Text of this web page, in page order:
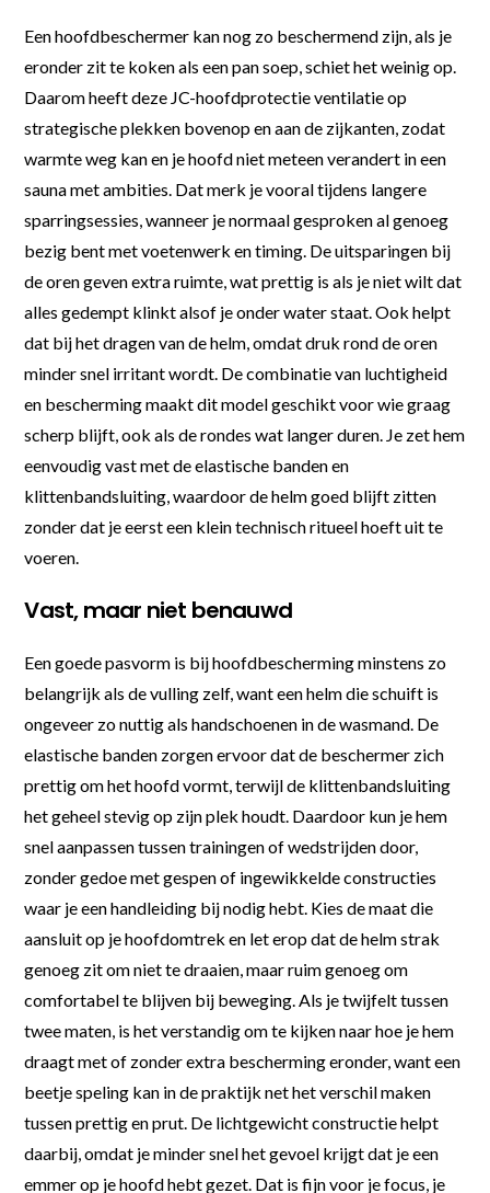
Een hoofdbeschermer kan nog zo beschermend zijn, als je
eronder zit te koken als een pan soep, schiet het weinig op.
Daarom heeft deze JC-hoofdprotectie ventilatie op
strategische plekken bovenop en aan de zijkanten, zodat
warmte weg kan en je hoofd niet meteen verandert in een
sauna met ambities. Dat merk je vooral tijdens langere
sparringsessies, wanneer je normaal gesproken al genoeg
bezig bent met voetenwerk en timing. De uitsparingen bij
de oren geven extra ruimte, wat prettig is als je niet wilt dat
alles gedempt klinkt alsof je onder water staat. Ook helpt
dat bij het dragen van de helm, omdat druk rond de oren
minder snel irritant wordt. De combinatie van luchtigheid
en bescherming maakt dit model geschikt voor wie graag
scherp blijft, ook als de rondes wat langer duren. Je zet hem
eenvoudig vast met de elastische banden en
klittenbandsluiting, waardoor de helm goed blijft zitten
zonder dat je eerst een klein technisch ritueel hoeft uit te
voeren.
Vast, maar niet benauwd
Een goede pasvorm is bij hoofdbescherming minstens zo
belangrijk als de vulling zelf, want een helm die schuift is
ongeveer zo nuttig als handschoenen in de wasmand. De
elastische banden zorgen ervoor dat de beschermer zich
prettig om het hoofd vormt, terwijl de klittenbandsluiting
het geheel stevig op zijn plek houdt. Daardoor kun je hem
snel aanpassen tussen trainingen of wedstrijden door,
zonder gedoe met gespen of ingewikkelde constructies
waar je een handleiding bij nodig hebt. Kies de maat die
aansluit op je hoofdomtrek en let erop dat de helm strak
genoeg zit om niet te draaien, maar ruim genoeg om
comfortabel te blijven bij beweging. Als je twijfelt tussen
twee maten, is het verstandig om te kijken naar hoe je hem
draagt met of zonder extra bescherming eronder, want een
beetje speling kan in de praktijk net het verschil maken
tussen prettig en prut. De lichtgewicht constructie helpt
daarbij, omdat je minder snel het gevoel krijgt dat je een
emmer op je hoofd hebt gezet. Dat is fijn voor je focus, je